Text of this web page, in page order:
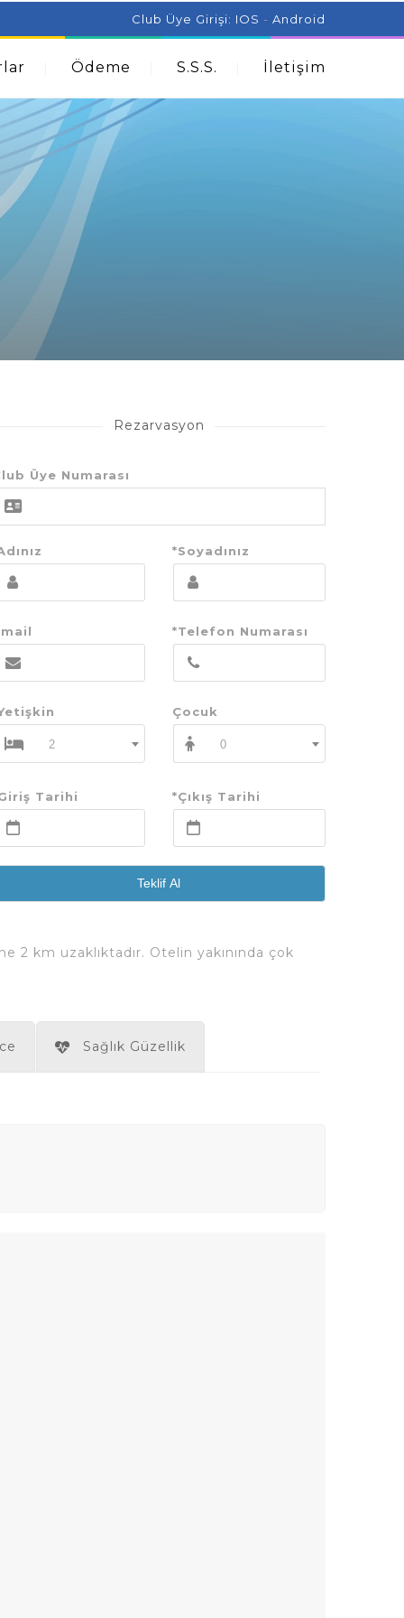
Can Help With Acne Problems Aromatherapy And
Club Üye Girişi: IOS - Android
Ödeme S.S.S. İletişim
Rezarvasyon
Üye Numarası
*Soyadınız
*Telefon Numarası
2
Çocuk
0
Tarihi *Çıkış Tarihi
Teklif Al
km uzaklıktadır. Otelin yakınında çok
Sağlık Güzellik